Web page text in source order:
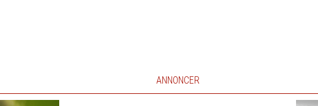
ANNONCER